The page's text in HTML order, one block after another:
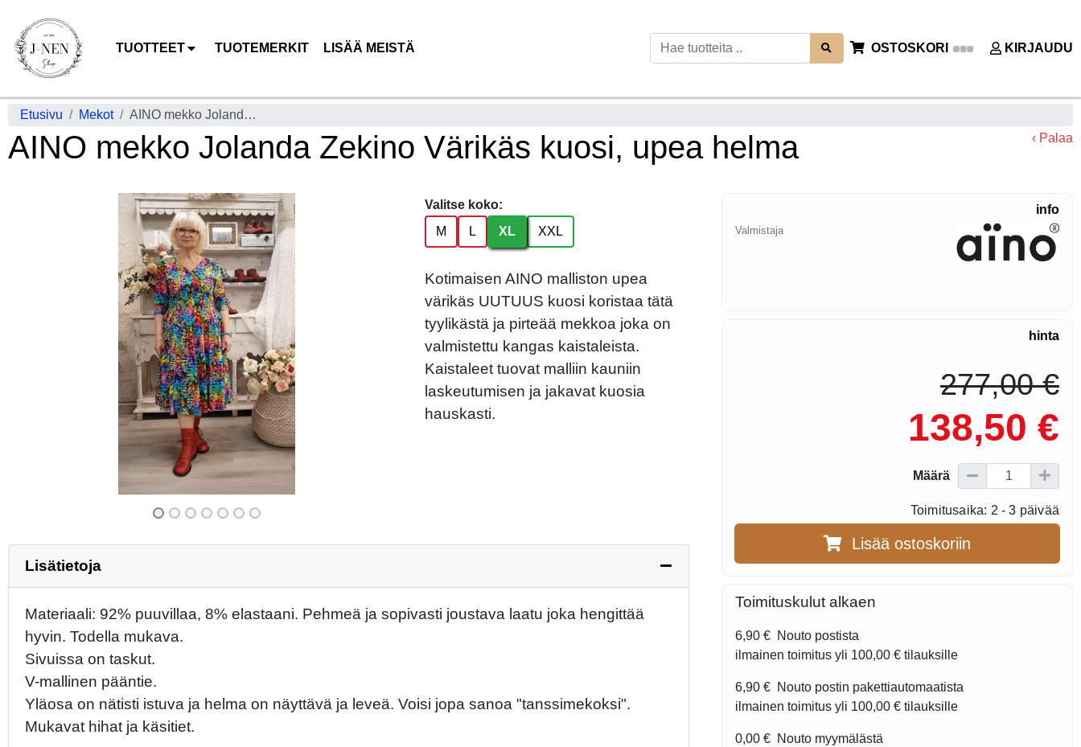
TUOTTEET TUOTEMERKIT LISÄÄ MEISTÄ OSTOSKORI KIRJAUDU
Etusivu Mekot AINO mekko Jolanda Zekino Värikäs kuosi, upea helma
AINO mekko Jolanda Zekino Värikäs kuosi, upea helma ‹ Palaa
Valitse koko:
M
L XL XXL
Kotimaisen AINO malliston upea
värikäs UUTUUS kuosi koristaa tätä
tyylikästä ja pirteää mekkoa joka on
valmistettu kangas kaistaleista.
Kaistaleet tuovat malliin kauniin
laskeutumisen ja jakavat kuosia
hauskasti.
Lisätietoja
Materiaali: 92% puuvillaa, 8% elastaani. Pehmeä ja sopivasti joustava laatu joka hengittää
hyvin. Todella mukava.
Sivuissa on taskut.
V-mallinen pääntie.
Yläosa on nätisti istuva ja helma on näyttävä ja leveä. Voisi jopa sanoa "tanssimekoksi".
Mukavat hihat ja käsitiet.
info
Valmistaja
hinta
277,00 €
138,50 €
Määrä
Toimitusaika: 2 - 3 päivää
Lisää ostoskoriin
Toimituskulut alkaen
6,90 € Nouto postista
ilmainen toimitus yli 100,00 € tilauksille
6,90 € Nouto postin pakettiautomaatista
ilmainen toimitus yli 100,00 € tilauksille
0,00 € Nouto myymälästä